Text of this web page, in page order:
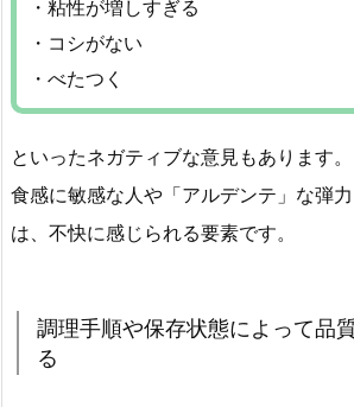
・粘性が増しすぎる
・コシがない
・べたつく
といったネガティブな意見もあります。
食感に敏感な人や「アルデンテ」な弾
は、不快に感じられる要素です。
調理手順や保存状態によって品
る